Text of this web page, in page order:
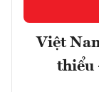
Việt
thiểu